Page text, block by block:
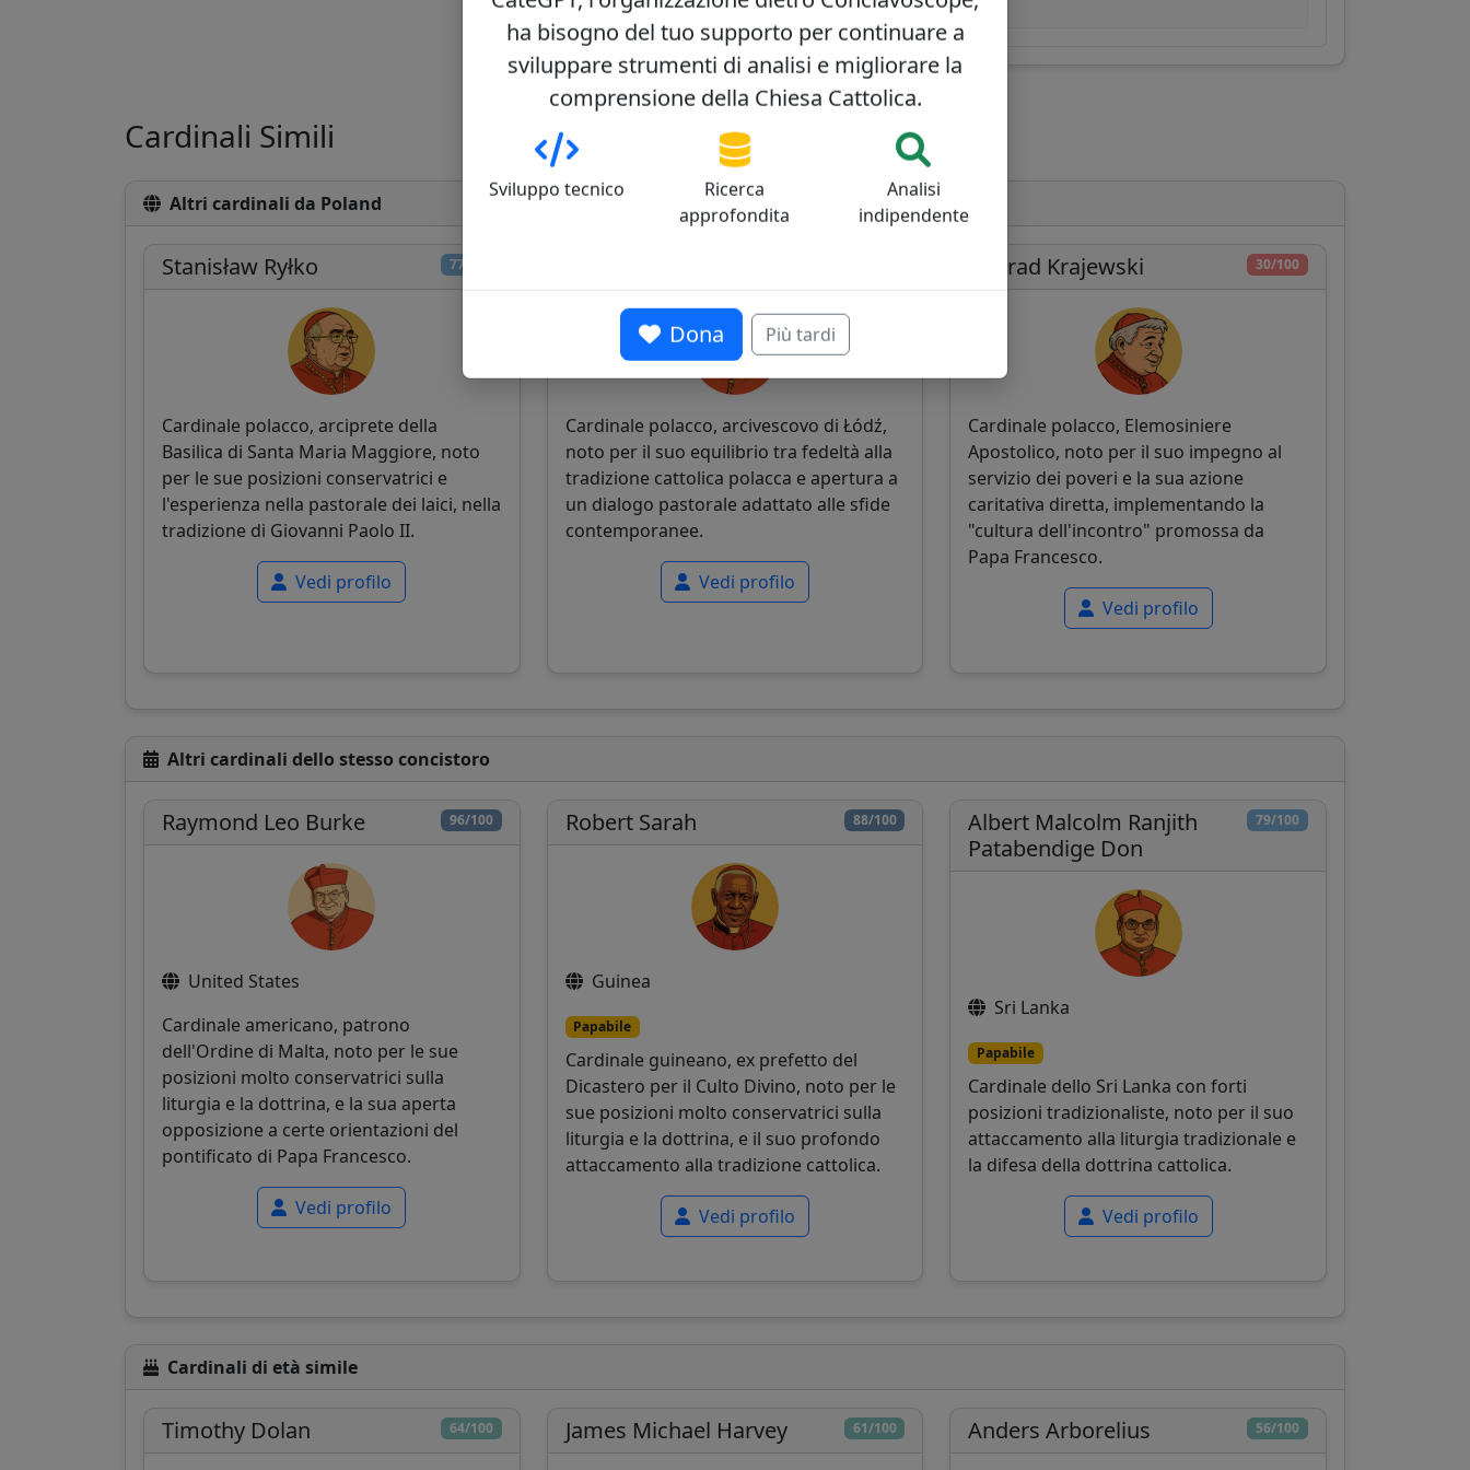
Cardinali Simili
Altri cardinali da Poland
77/100
Stanisław Ryłko
Cardinale polacco, arciprete della
Basilica di Santa Maria Maggiore, noto
per le sue posizioni conservatrici e
l'esperienza nella pastorale dei laici, nella
tradizione di Giovanni Paolo II.
Vedi profilo
Cardinale polacco, arcivescovo di Łódź,
noto per il suo equilibrio tra fedeltà alla
tradizione cattolica polacca e apertura a
un dialogo pastorale adattato alle sfide
contemporanee.
Vedi profilo
30/100
Konrad Krajewski
Cardinale polacco, Elemosiniere
Apostolico, noto per il suo impegno al
servizio dei poveri e la sua azione
caritativa diretta, implementando la
"cultura dell'incontro" promossa da
Papa Francesco.
Vedi profilo
Altri cardinali dello stesso concistoro
96/100
Raymond Leo Burke
United States
Cardinale americano, patrono
dell'Ordine di Malta, noto per le sue
posizioni molto conservatrici sulla
liturgia e la dottrina, e la sua aperta
opposizione a certe orientazioni del
pontificato di Papa Francesco.
Vedi profilo
88/100
Robert Sarah
Guinea
Papabile
Cardinale guineano, ex prefetto del
Dicastero per il Culto Divino, noto per le
sue posizioni molto conservatrici sulla
liturgia e la dottrina, e il suo profondo
attaccamento alla tradizione cattolica.
Vedi profilo
79/100
Albert Malcolm Ranjith
Patabendige Don
Sri Lanka
Papabile
Cardinale dello Sri Lanka con forti
posizioni tradizionaliste, noto per il suo
attaccamento alla liturgia tradizionale e
la difesa della dottrina cattolica.
Vedi profilo
Cardinali di età simile
64/100
Timothy Dolan 61/100
James Michael Harvey 56/100
Anders Arborelius
ha bisogno del tuo supporto per continuare a
sviluppare strumenti di analisi e migliorare la
comprensione della Chiesa Cattolica.
Sviluppo tecnico
Ricerca
approfondita
Analisi
indipendente
Dona Più tardi